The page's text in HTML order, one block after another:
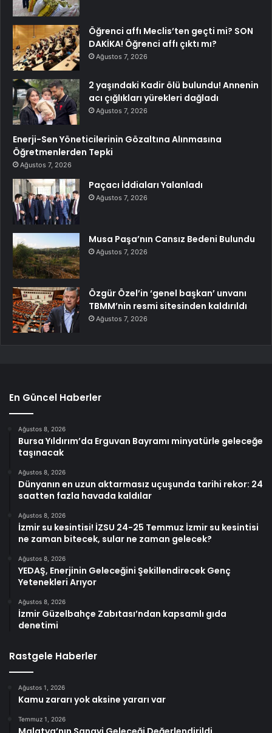
Öğrenci affı Meclis’ten geçti mi? SON
DAKİKA! Öğrenci affı çıktı mı?
Ağustos 7, 2026
2 yaşındaki Kadir ölü bulundu! Annenin
acı çığlıkları yürekleri dağladı
Ağustos 7, 2026
Enerji-Sen Yöneticilerinin Gözaltına Alınmasına
Öğretmenlerden Tepki
Ağustos 7, 2026
Paçacı İddiaları Yalanladı
Ağustos 7, 2026
Musa Paşa’nın Cansız Bedeni Bulundu
Ağustos 7, 2026
Özgür Özel’in ‘genel başkan’ unvanı
TBMM’nin resmi sitesinden kaldırıldı
Ağustos 7, 2026
En Güncel Haberler
Ağustos 8, 2026
Bursa Yıldırım’da Erguvan Bayramı minyatürle geleceğe
taşınacak
Ağustos 8, 2026
Dünyanın en uzun aktarmasız uçuşunda tarihi rekor: 24
saatten fazla havada kaldılar
Ağustos 8, 2026
İzmir su kesintisi! İZSU 24-25 Temmuz İzmir su kesintisi
ne zaman bitecek, sular ne zaman gelecek?
Ağustos 8, 2026
YEDAŞ, Enerjinin Geleceğini Şekillendirecek Genç
Yetenekleri Arıyor
Ağustos 8, 2026
İzmir Güzelbahçe Zabıtası’ndan kapsamlı gıda
denetimi
Rastgele Haberler
Ağustos 1, 2026
Kamu zararı yok aksine yararı var
Temmuz 1, 2026